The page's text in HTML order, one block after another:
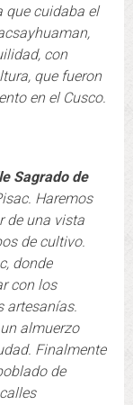
que cuidaba el
con
que fueron
en el Cusco.
Sagrado de
Haremos
de una vista
de cultivo.
donde
con los
artesanías.
almuerzo
Finalmente
de